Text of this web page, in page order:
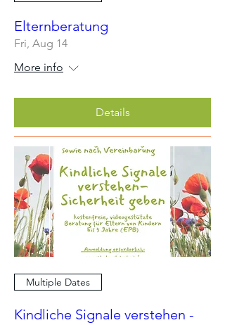
Elternberatung
Fri, Aug 14
More info
Details
Multiple Dates
Kindliche Signale verstehen -